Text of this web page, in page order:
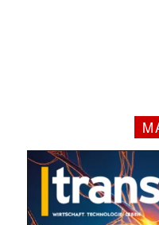
Mit dem
jede Woche
Mail
(erforderlich)